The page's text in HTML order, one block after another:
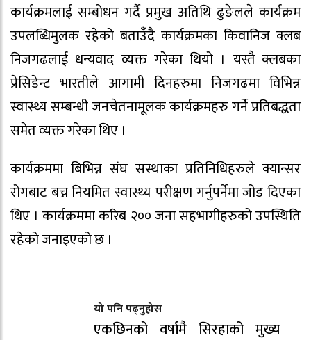
कार्यक्रमलाई सम्बोधन गर्दै प्रमुख अतिथि ढुङेलले कार्यक्रम
उपलब्धिमुलक रहेको बताउँदै कार्यक्रमका किवानिज क्लब
निजगढलाई धन्यवाद व्यक्त गरेका थियो । यस्तै क्लबका
प्रेसिडेन्ट भारतीले आगामी दिनहरुमा निजगढमा विभिन्न
स्वास्थ्य सम्बन्धी जनचेतनामूलक कार्यक्रमहरु गर्ने प्रतिबद्धता
समेत व्यक्त गरेका थिए ।
कार्यक्रममा बिभिन्न संघ सस्थाका प्रतिनिधिहरुले क्यान्सर
रोगबाट बच्न नियमित स्वास्थ्य परीक्षण गर्नुपर्नेमा जोड दिएका
थिए । कार्यक्रममा करिब २०० जना सहभागीहरुको उपस्थिति
रहेको जनाइएको छ ।
यो पनि पढ्नुहोस
एकछिनको वर्षामै सिरहाको मुख्य